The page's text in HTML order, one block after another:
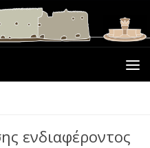
ενδιαφέροντος